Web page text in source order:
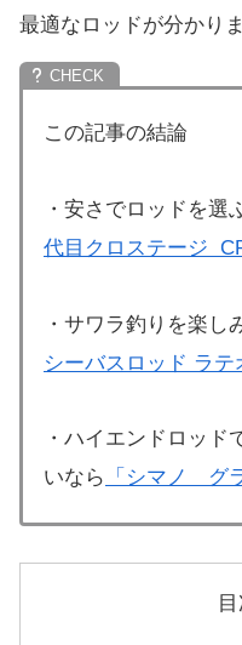
最適なロッドが分かりま
この記事の結論
・安さでロッドを選
代目クロステージ
・サワラ釣りを楽し
シーバスロッド ラテ
・ハイエンドロッド
いなら
「シマノ グ